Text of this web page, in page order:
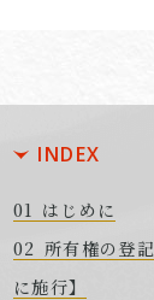
INDEX
はじめに
所有権の登
に施行】